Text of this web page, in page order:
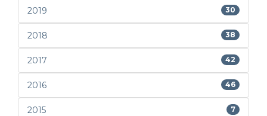
2019 30
2018 38
2017 42
2016 46
2015 7